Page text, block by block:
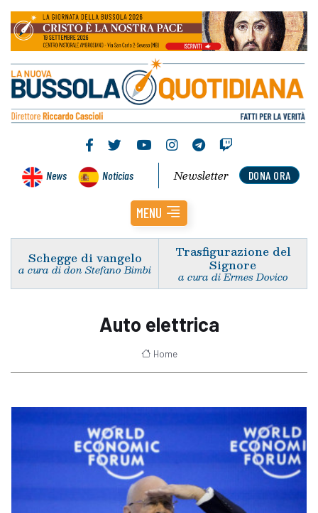
News Noticias DONA ORA
Newsletter
MENU
Schegge di vangelo
a cura di don Stefano Bimbi
Trasfigurazione del
Signore
a cura di Ermes Dovico
Auto elettrica
Home